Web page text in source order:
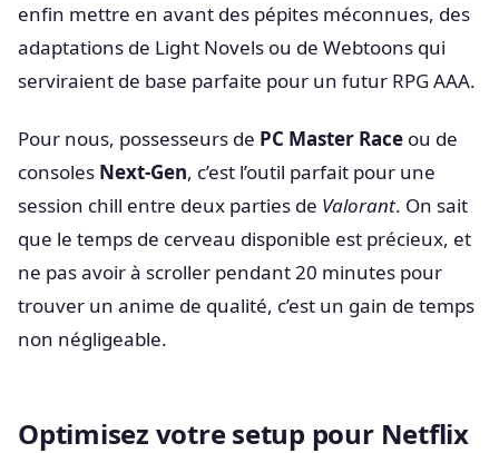
enfin mettre en avant des pépites méconnues, des
adaptations de Light Novels ou de Webtoons qui
serviraient de base parfaite pour un futur RPG AAA.
Pour nous, possesseurs de PC Master Race ou de
consoles Next-Gen, c’est l’outil parfait pour une
session chill entre deux parties de Valorant. On sait
que le temps de cerveau disponible est précieux, et
ne pas avoir à scroller pendant 20 minutes pour
trouver un anime de qualité, c’est un gain de temps
non négligeable.
Optimisez votre setup pour Netflix